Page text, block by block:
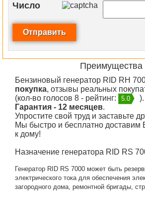
Число
Преимущества
Бензиновый генератор RID RH
покупка, отзывы реальных
(кол-во голосов 8 - рейтинг:
5.0
).
Гарантия - 12 месяцев.
Упростите свой труд и заставьте
Мы быстро и бесплатно доставим
к дому!
Назначение генератора RID RS
Генератор RID RS 7000 может быть
электрического тока для обеспечения
загородного дома, ремонтной бригады,